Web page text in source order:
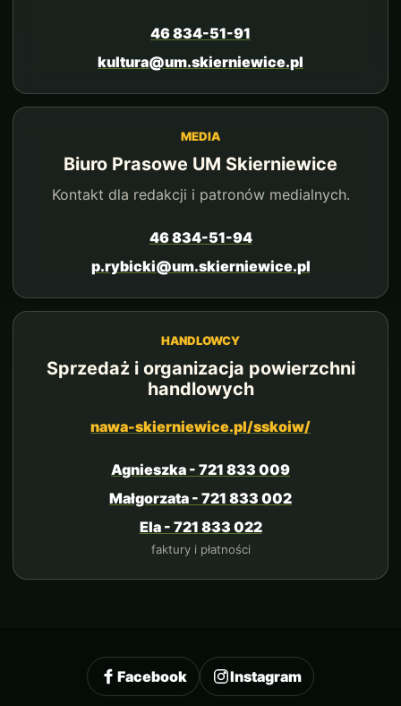
46 834-51-91
kultura@um.skierniewice.pl
MEDIA
Biuro Prasowe UM Skierniewice
Kontakt dla redakcji i patronów medialnych.
46 834-51-94
p.rybicki@um.skierniewice.pl
HANDLOWCY
Sprzedaż i organizacja powierzchni
handlowych
nawa-skierniewice.pl/sskoiw/
Agnieszka - 721 833 009
Małgorzata - 721 833 002
Ela - 721 833 022
faktury i płatności
Facebook Instagram